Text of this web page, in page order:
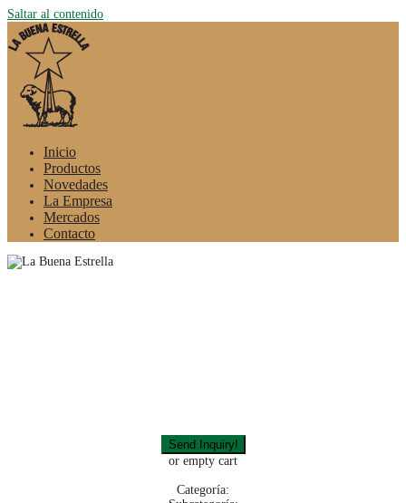
Saltar al contenido
Inicio
Productos
Novedades
La Empresa
Mercados
Contacto
or empty cart
Categoría: